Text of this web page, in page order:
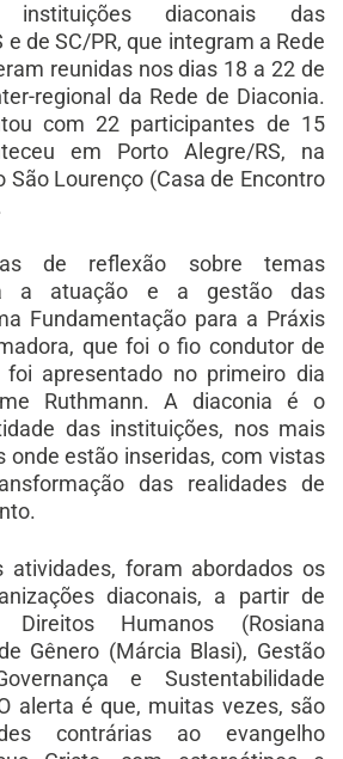
instituições diaconais das
de SC/PR, que integram a Rede
reunidas nos dias 18 a 22 de
regional da Rede de Diaconia.
com 22 participantes de 15
em Porto Alegre/RS, na
São Lourenço (Casa de Encontro
de reflexão sobre temas
a atuação e a gestão das
Fundamentação para a Práxis
que foi o fio condutor de
apresentado no primeiro dia
Ruthmann. A diaconia é o
das instituições, nos mais
onde estão inseridas, com vistas
das realidades de
atividades, foram abordados os
diaconais, a partir de
Direitos Humanos (Rosiana
Gênero (Márcia Blasi), Gestão
e Sustentabilidade
alerta é que, muitas vezes, são
contrárias ao evangelho